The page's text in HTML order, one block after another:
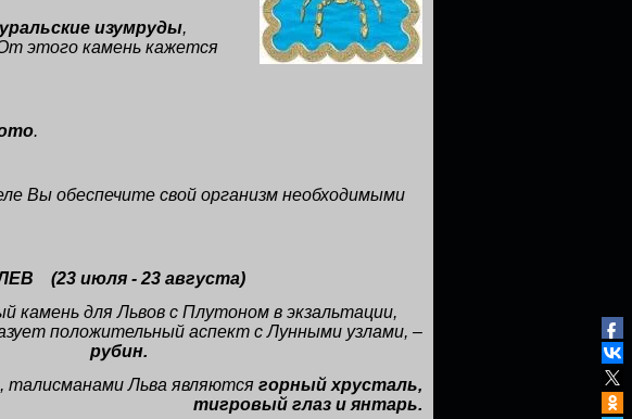
уральские изумруды,
этого камень кажется
.
Вы обеспечите свой организм необходимыми
(23 июля - 23 августа)
камень для Львов с Плутоном в экзальтации,
положительный аспект с Лунными узлами, –
рубин.
талисманами Льва являются горный хрусталь,
тигровый глаз и янтарь.